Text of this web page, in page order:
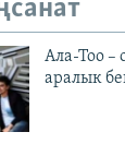
Ала-Тоо –
аралык